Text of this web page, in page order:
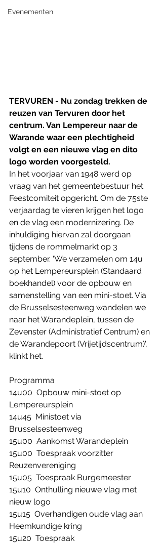
Evenementen
TERVUREN - Nu zondag trekken de
reuzen van Tervuren door het
centrum. Van Lempereur naar de
Warande waar een plechtigheid
volgt en een nieuwe vlag en dito
logo worden voorgesteld.
In het voorjaar van 1948 werd op
vraag van het gemeentebestuur het
Feestcomiteit opgericht. Om de 75ste
verjaardag te vieren krijgen het logo
en de vlag een modernizering. De
inhuldiging hiervan zal doorgaan
tijdens de rommelmarkt op 3
september. 'We verzamelen om 14u
op het Lempereursplein (Standaard
boekhandel) voor de opbouw en
samenstelling van een mini-stoet. Via
de Brusselsesteenweg wandelen we
naar het Warandeplein, tussen de
Zevenster (Administratief Centrum) en
de Warandepoort (Vrijetijdscentrum)',
klinkt het.
Programma
14u00  Opbouw mini-stoet op
Lempereursplein
14u45  Ministoet via
Brusselsesteenweg
15u00  Aankomst Warandeplein
15u00  Toespraak voorzitter
Reuzenvereniging
15u05  Toespraak Burgemeester
15u10  Onthulling nieuwe vlag met
nieuw logo
15u15  Overhandigen oude vlag aan
Heemkundige kring
15u20  Toespraak